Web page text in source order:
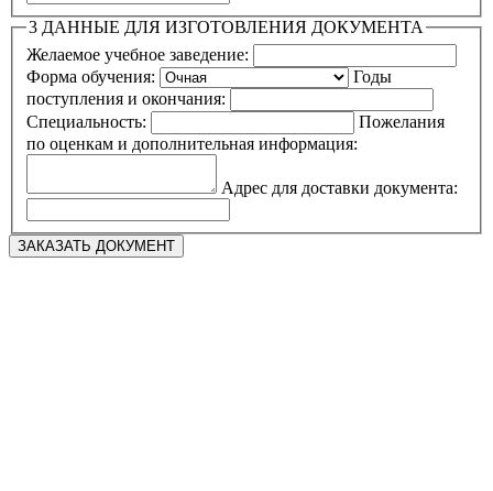
3 ДАННЫЕ ДЛЯ ИЗГОТОВЛЕНИЯ ДОКУМЕНТА
Желаемое учебное заведение:
Форма обучения:
Годы
поступления и окончания:
Специальность:
Пожелания
по оценкам и дополнительная информация:
Адрес для доставки документа: